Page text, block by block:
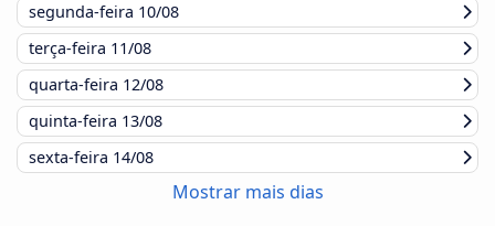
segunda-feira 10/08
terça-feira 11/08
quarta-feira 12/08
quinta-feira 13/08
sexta-feira 14/08
Mostrar mais dias